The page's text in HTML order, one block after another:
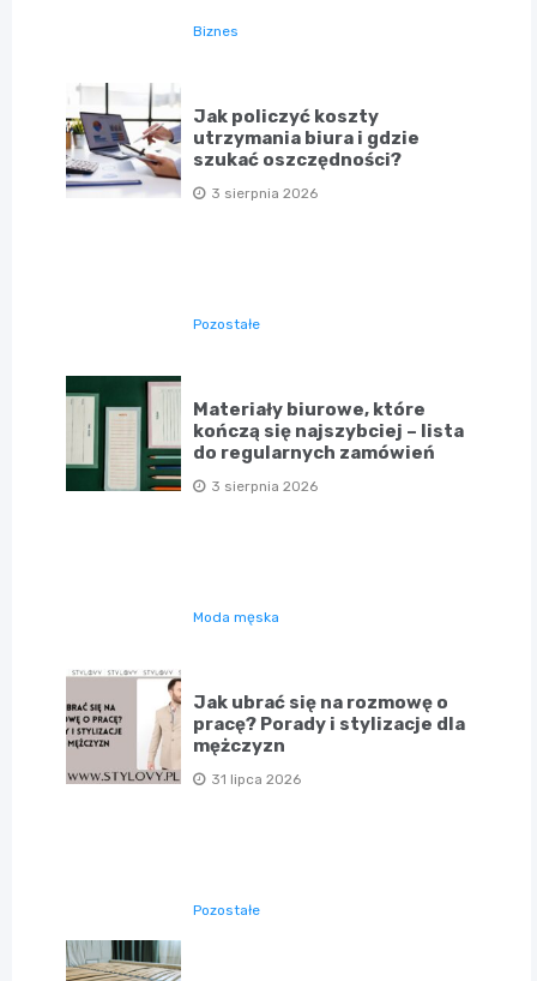
Biznes
Jak policzyć koszty
utrzymania biura i gdzie
szukać oszczędności?
3 sierpnia 2026
Pozostałe
Materiały biurowe, które
kończą się najszybciej – lista
do regularnych zamówień
3 sierpnia 2026
Moda męska
Jak ubrać się na rozmowę o
pracę? Porady i stylizacje dla
mężczyzn
31 lipca 2026
Pozostałe